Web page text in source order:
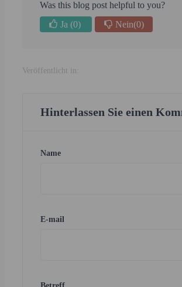
Was this blog post helpful to you?
Ja (0) Nein(0)
Veröffentlicht in:
Hinterlassen Sie einen
Name
E-mail